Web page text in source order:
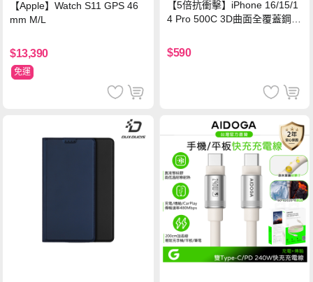
【Apple】Watch S11 GPS 46
mm M/L
$13,390
免運
【5倍抗衝擊】iPhone 16/15/1
4 Pro 500C 3D曲面全覆蓋鋼化
保護貼
$590